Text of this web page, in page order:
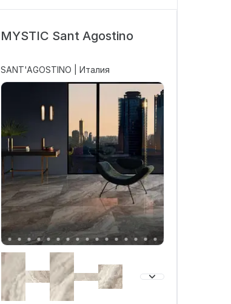
MYSTIC Sant Agostino
SANT'AGOSTINO | Италия